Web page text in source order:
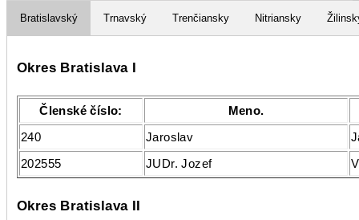
Bratislavský Trnavský Trenčiansky Nitriansky
Okres Bratislava I
Členské číslo:
Meno.
240
Jaroslav
202555
JUDr. Jozef
Okres Bratislava II